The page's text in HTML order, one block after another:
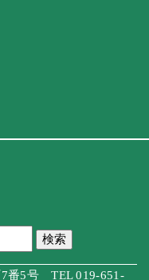
検索
番5号 TEL 019-651-